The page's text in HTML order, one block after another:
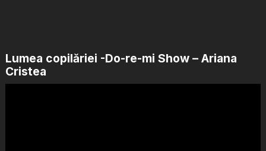
Lumea copilăriei -Do-re-mi Show – Ariana
Cristea